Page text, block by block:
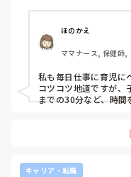
す。ベッドが埋まっ
30分くらい残業ありま
ワークライフバランス
有給もここ数年は毎
に帰っても時間があり
ない。人間関係は表向
噂もよく飛び交ってい
ほのかえ
ママナース, 保健師,
私も毎日仕事に育児に
コツコツ地道ですが、
までの30分など、時間
キャリア・転職